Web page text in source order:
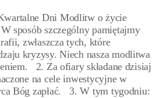
Dni Modlitw o życie
sposób szczególny pamiętajmy
zwłaszcza tych, które
kryzysy. Niech nasza modlitwa
2. Za ofiary składane dzisiaj
na cele inwestycyjne w
Bóg zapłać. 3. W tym tygodniu: